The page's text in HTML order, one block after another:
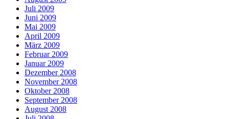
Juli 2009
Juni 2009
Mai 2009
April 2009
März 2009
Februar 2009
Januar 2009
Dezember 2008
November 2008
Oktober 2008
September 2008
August 2008